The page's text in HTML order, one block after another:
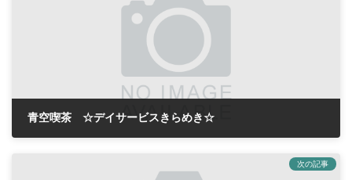
青空喫茶 ☆デイサービスきらめき☆
次の記事